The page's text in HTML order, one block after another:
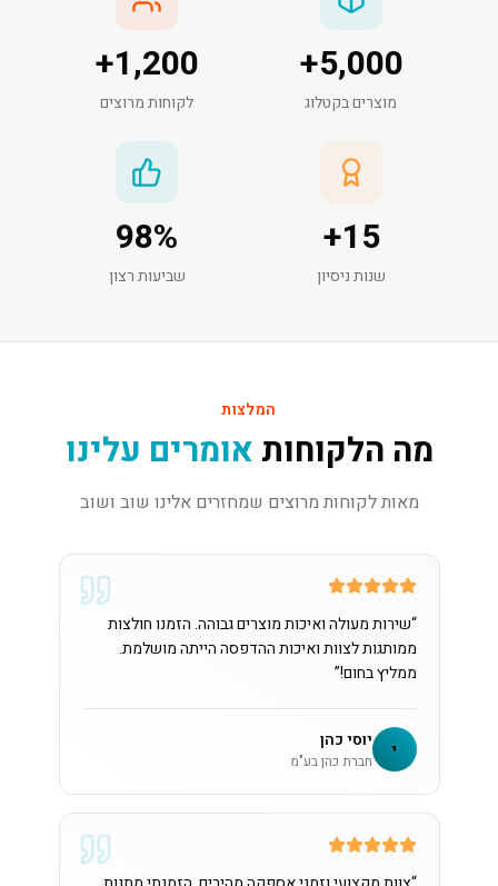
5,000
+
מוצרים בקטלוג
1,200
+
לקוחות מרוצים
15
+
שנות ניסיון
98%
שביעות רצון
המלצות
מה הלקוחות אומרים עלינו
מאות לקוחות מרוצים שמחזרים אלינו שוב ושוב
“שירות מעולה ואיכות מוצרים גבוהה. הזמנו חולצות
ממותגות לצוות ואיכות ההדפסה הייתה מושלמת.
ממליץ בחום!”
י יוסי כהן
חברת כהן בע"מ